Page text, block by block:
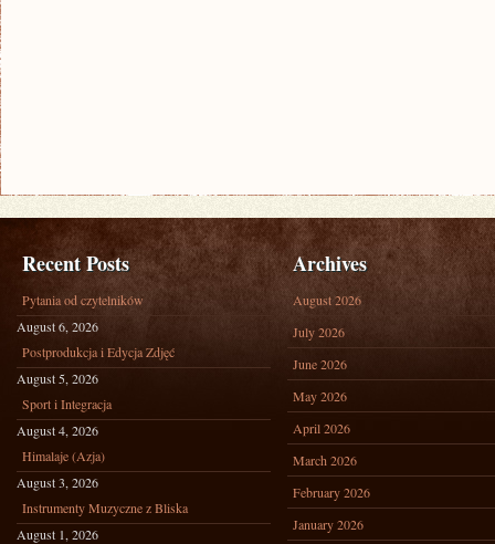
Recent Posts
Pytania od czytelników
August 6, 2026
Postprodukcja i Edycja Zdjęć
August 5, 2026
Sport i Integracja
August 4, 2026
Himalaje (Azja)
August 3, 2026
Instrumenty Muzyczne z Bliska
August 1, 2026
Archives
August 2026
July 2026
June 2026
May 2026
April 2026
March 2026
February 2026
January 2026